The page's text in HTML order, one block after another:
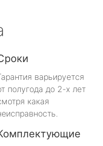
варьируется
полугода до 2-х лет
какая